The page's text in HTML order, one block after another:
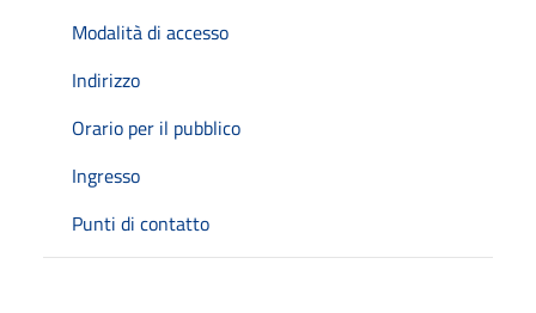
Modalità di accesso
Indirizzo
Orario per il pubblico
Ingresso
Punti di contatto